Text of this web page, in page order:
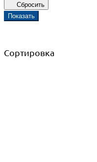
Сбросить
Показать
Сортировка